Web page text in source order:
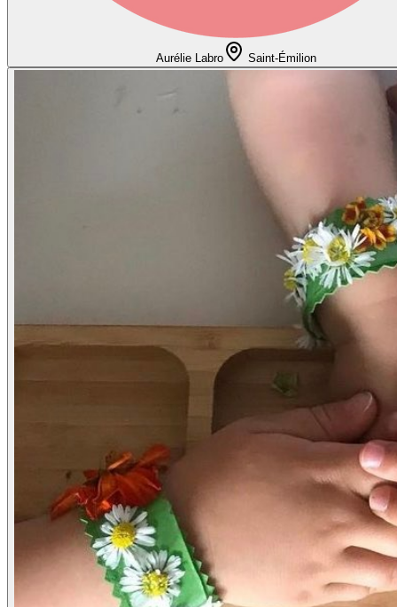
Aurélie Labro Saint-Émilion